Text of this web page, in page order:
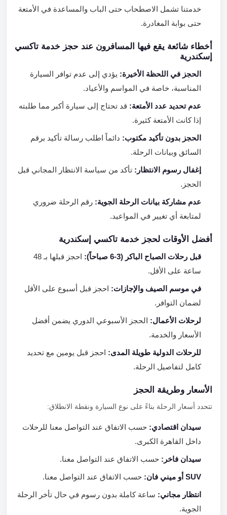
خدمتنا تشمل الاصطحاب حتى الباب والمساعدة في الأمتعة
حتى بوابة المغادرة.
أخطاء شائعة يقع فيها المسافرون عند حجز خدمة تاكسي
إسكندرية
الحجز في اللحظة الأخيرة:يؤدي إلى عدم توافر السيارة
المناسبة، خاصة في المواسم والأعياد.
عدم تحديد عدد الأمتعة:قد تحتاج إلى سيارة أكبر مما طلبته
إذا كانت الأمتعة كثيرة.
الحجز بدون تأكيد مكتوب:دائماً اطلب رسالة تأكيد برقم
السائق وبيانات الرحلة.
إغفال رسوم الانتظار:تأكد من سياسة الانتظار المجاني قبل
الحجز.
عدم مشاركة بيانات الرحلة الجوية:رقم الرحلة ضروري
لمتابعة أي تغيير في المواعيد.
أفضل الأوقات لحجز خدمة تاكسي إسكندرية
قبل رحلات الصباح الباكر (3-6 صباحاً):
احجز قبلها بـ 48
ساعة على الأقل.
في موسم الصيف والإجازات:احجز قبل أسبوع على الأقل
لضمان التوافر.
لرحلات الأعمال:الحجز الأسبوعي الدوري يضمن أفضل
الأسعار والخدمة.
للرحلات الدولية طويلة المدى:احجز قبل يومين مع تحديد
كامل لتفاصيل الرحلة.
الأسعار وطريقة الحجز
تتحدد أسعار الرحلة بناءً على نوع السيارة ونقطة الانطلاق:
سيدان اقتصادي:حسب الاتفاق عند التواصل معنا للرحلات
داخل القاهرة الكبرى.
سيدان فاخر:حسب الاتفاق عند التواصل معنا.
SUV أو ميني فان: حسب الاتفاق عند التواصل معنا.
انتظار مجاني:ساعة كاملة بدون رسوم في حال تأخر الرحلة
الجوية.